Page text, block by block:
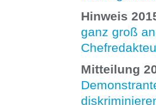
Hinweis
ganz groß
Mitteilung